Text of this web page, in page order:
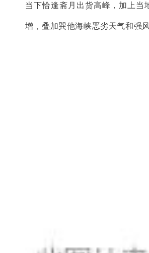
当下恰逢斋月出货高峰，加上
增，叠加巽他海峡恶劣天气和强